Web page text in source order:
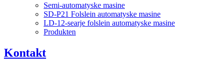
Semi-automatyske masine
SD-P21 Folslein automatyske masine
LD-12-searje folslein automatyske masine
Produkten
Kontakt